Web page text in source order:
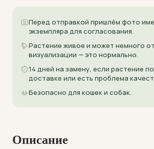
Перед отправкой пришлём фото
экземпляра для согласования.
Растение живое и может немного
визуализации — это нормально.
14 дней на замену, если растение
доставке или есть проблема
Безопасно для кошек и собак.
Описание